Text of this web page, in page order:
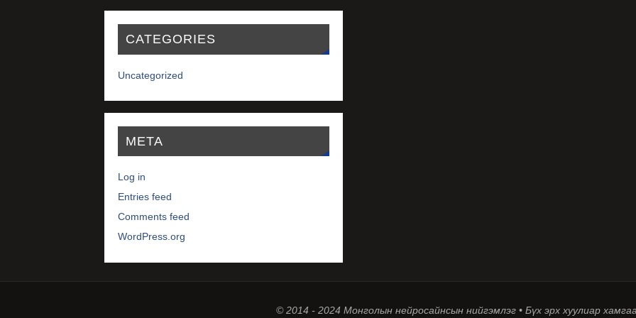
CATEGORIES
Uncategorized
META
Log in
Entries feed
Comments feed
WordPress.org
© 2014 - 2024 Монголын нейросайнсын нийгэмлэг • Бүх эрх хуулиар